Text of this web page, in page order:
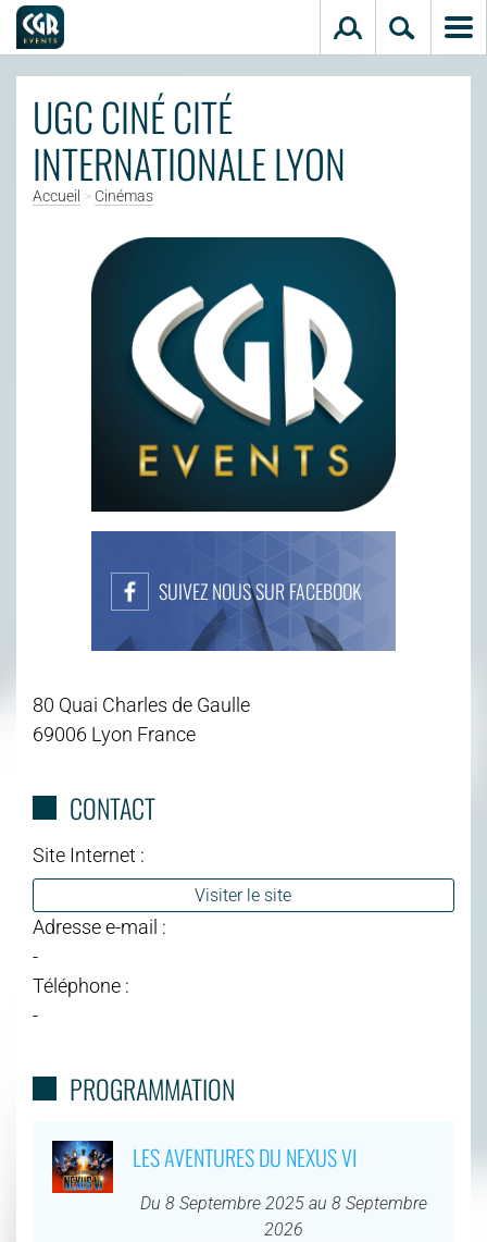
Aller au contenu principal
UGC CINÉ CITÉ
INTERNATIONALE LYON
Accueil > Cinémas
SUIVEZ NOUS SUR FACEBOOK
80 Quai Charles de Gaulle
69006 Lyon France
CONTACT
Site Internet :
Visiter le site
Adresse e-mail :
-
Téléphone :
-
PROGRAMMATION
LES AVENTURES DU NEXUS VI
Du 8 Septembre 2025 au 8 Septembre
2026